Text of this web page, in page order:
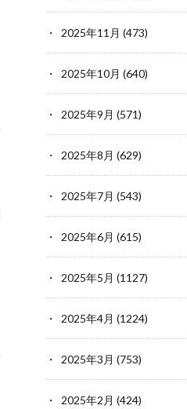
2025年11月 (473)
2025年10月 (640)
2025年9月 (571)
2025年8月 (629)
2025年7月 (543)
2025年6月 (615)
2025年5月 (1127)
2025年4月 (1224)
2025年3月 (753)
2025年2月 (424)